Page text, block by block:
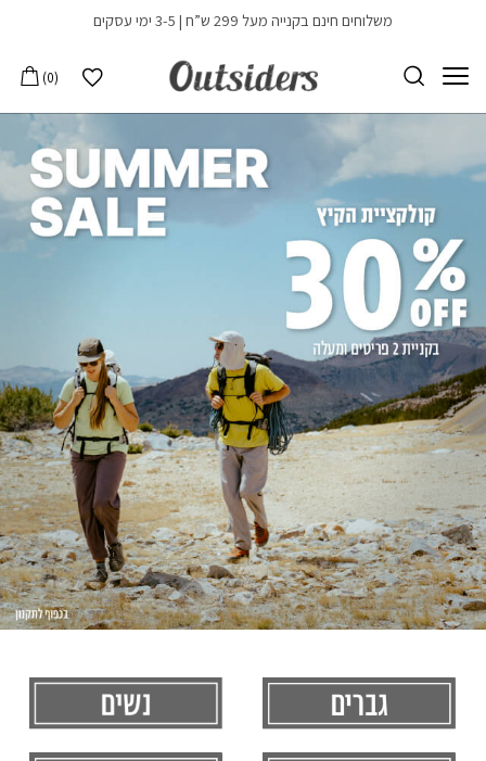
Skip to Contentמשלוחים חינם בקנייה מעל 299 ש”ח | 3-5 ימי עסקים
הרשימה שלי
0